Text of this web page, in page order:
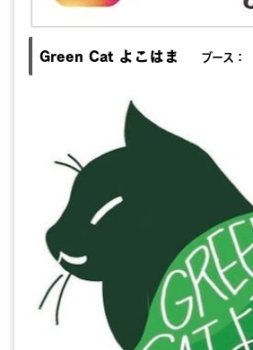
Green Cat よこはま ブース：